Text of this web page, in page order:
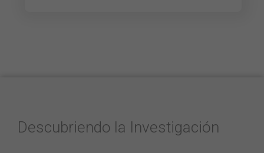
Descubriendo la Investigación